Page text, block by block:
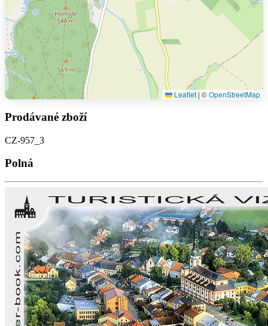
Leaflet | ©OpenStreetMap
Prodávané zboží
CZ-957_3
Polná